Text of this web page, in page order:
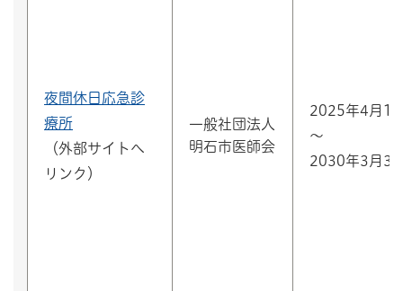
夜間休日応急診
療所
（外部サイトへ
リンク）
一般社団法人
明石市医師会
2025年4月1
～
2030年3月31